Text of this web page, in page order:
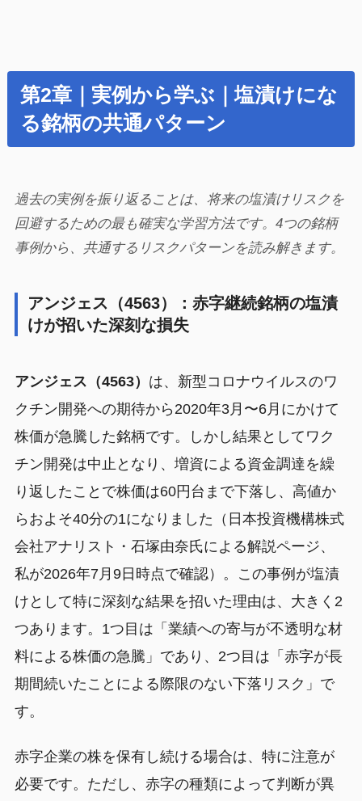
第2章｜実例から学ぶ｜塩漬けにな
る銘柄の共通パターン
過去の実例を振り返ることは、将来の塩漬けリスクを
回避するための最も確実な学習方法です。4つの銘柄
事例から、共通するリスクパターンを読み解きます。
アンジェス（4563）：赤字継続銘柄の塩漬
けが招いた深刻な損失
アンジェス（4563） は、新型コロナウイルスのワ
クチン開発への期待から2020年3月〜6月にかけて
株価が急騰した銘柄です。しかし結果としてワク
チン開発は中止となり、増資による資金調達を繰
り返したことで株価は60円台まで下落し、高値か
らおよそ40分の1になりました（日本投資機構株式
会社アナリスト・石塚由奈氏による解説ページ、
私が2026年7月9日時点で確認）。この事例が塩漬
けとして特に深刻な結果を招いた理由は、大きく2
つあります。1つ目は「業績への寄与が不透明な材
料による株価の急騰」であり、2つ目は「赤字が長
期間続いたことによる際限のない下落リスク」で
す。
赤字企業の株を保有し続ける場合は、特に注意が
必要です。ただし、赤字の種類によって判断が異